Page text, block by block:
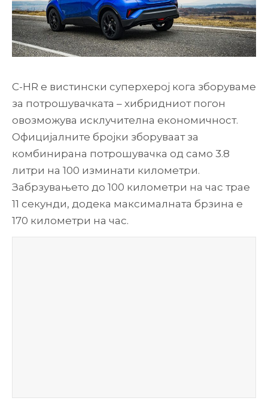
C-HR е вистински суперхерој кога зборуваме
за потрошувачката – хибридниот погон
овозможува исклучителна економичност.
Официјалните бројки зборуваат за
комбинирана потрошувачка од само 3.8
литри на 100 изминати километри.
Забрзувањето до 100 километри на час трае
11 секунди, додека максималната брзина е
170 километри на час.